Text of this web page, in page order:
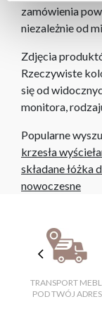
zamówienia
niezależnie od
Zdjęcia
Rzeczywiste
się od
monitora,
Popularne
krzesła
składane łóżka
nowoczesne
TRANSPORT
POD TWÓJ ADRES